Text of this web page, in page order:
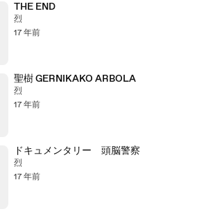
THE END
烈
17 年前
聖樹 GERNIKAKO ARBOLA
烈
17 年前
ドキュメンタリー 頭脳警察
烈
17 年前